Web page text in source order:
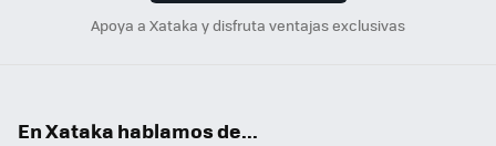
Apoya a Xataka y disfruta ventajas exclusivas
En Xataka hablamos de...